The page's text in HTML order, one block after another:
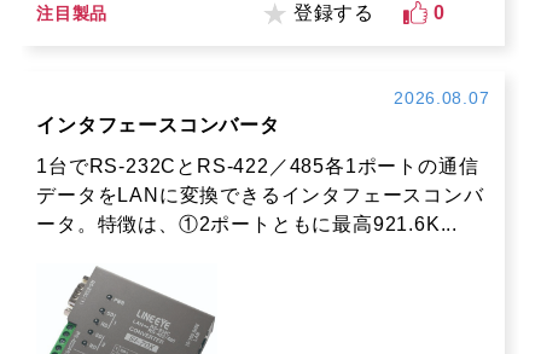
注目製品 登録する 0
2026.08.07
インタフェースコンバータ
1台でRS-232CとRS-422／485各1ポートの通信
データをLANに変換できるインタフェースコンバ
ータ。特徴は、①2ポートともに最高921.6K...